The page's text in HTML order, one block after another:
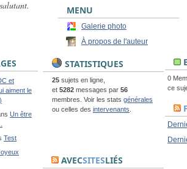
MENU
Galerie photo
À propos de l'auteur
et
aiment le
Un être
Test
STATISTIQUES
25 sujets en ligne,
et 5282 messages par 56
membres. Voir les stats générales
ou celles des intervenants
0
ce
AVECSITESLIÉS